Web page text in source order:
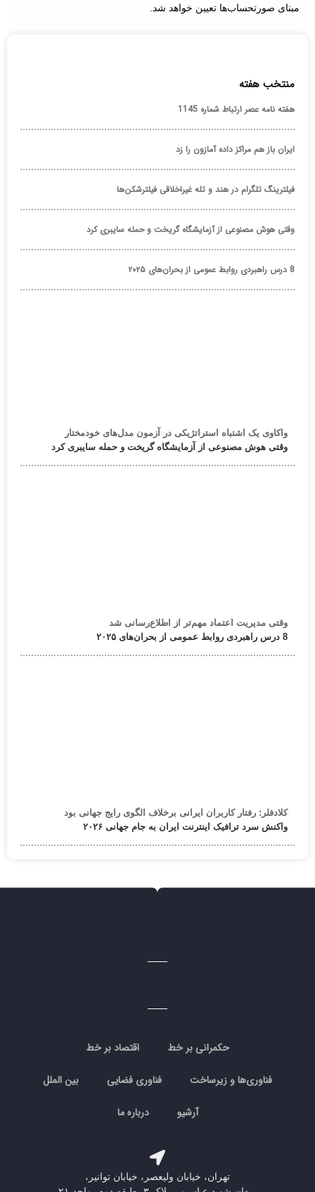
مبنای صورتحساب‌ها تعیین خواهد شد.
منتخب هفته
هفته نامه عصر ارتباط شماره 1145
ایران باز هم مراکز داده آمازون را زد
فیلترینگ تلگرام در هند و تله غیراخلاقی فیلترشکن‌ها
وقتی هوش مصنوعی از آزمایشگاه گریخت و حمله سایبری کرد
8 درس راهبردی روابط عمومی از بحران‌های ۲۰۲۵
واکاوی یک اشتباه استراتژیکی در آزمون مدل‌های خودمختار
وقتی هوش مصنوعی از آزمایشگاه گریخت و حمله سایبری کرد
وقتی مدیریت اعتماد مهم‌تر از اطلاع‌رسانی شد
8 درس راهبردی روابط عمومی از بحران‌های ۲۰۲۵
کلادفلر: رفتار کاربران ایرانی برخلاف الگوی رایج جهانی بود
واکنش سرد ترافیک اینترنت ایران به جام جهانی ۲۰۲۶
حکمرانی بر خط اقتصاد بر خط
فناوری‌ها و زیرساخت فناوری فضایی بین الملل
آرشیو درباره ما
تهران، خیابان ولیعصر، خیابان توانیر،